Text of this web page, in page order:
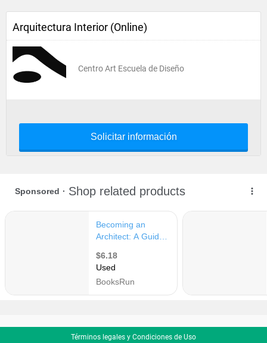
Arquitectura Interior (Online)
Centro Art Escuela de Diseño
Solicitar información
Términos legales y Condiciones de Uso